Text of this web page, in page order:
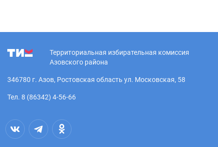
Территориальная избирательная комиссия
Азовского района
346780 г. Азов, Ростовская область ул. Московская, 58
Тел. 8 (86342) 4-56-66